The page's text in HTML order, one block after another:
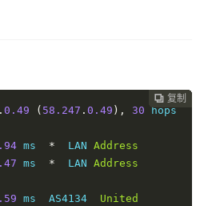
 复制
 复制
 复制
 复制
 复制
 复制
 复制
 复制
 复制
 复制
 复制
. 0.49 ( 58.247 . 0.49 ), 30 hops
ms *
  LAN
Address
ms *
  LAN
Address
ms  AS4134 United